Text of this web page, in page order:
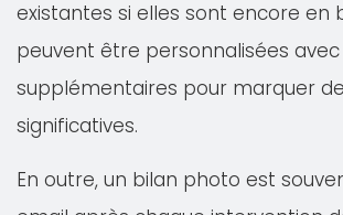
existantes si elles sont encore en
peuvent être personnalisées
supplémentaires pour marquer
significatives.
En outre, un bilan photo est